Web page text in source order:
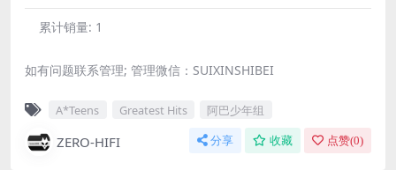
累计销量: 1
如有问题联系管理; 管理微信：SUIXINSHIBEI
A*Teens Greatest Hits 阿巴少年组
ZERO-HIFI 分享 收藏 点赞(0)